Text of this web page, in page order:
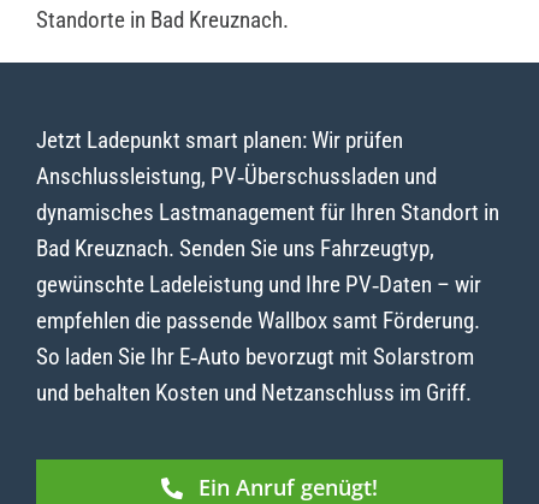
Standorte in Bad Kreuznach.
Jetzt Ladepunkt smart planen: Wir prüfen
Anschlussleistung, PV‑Überschussladen und
dynamisches Lastmanagement für Ihren Standort in
Bad Kreuznach. Senden Sie uns Fahrzeugtyp,
gewünschte Ladeleistung und Ihre PV‑Daten – wir
empfehlen die passende Wallbox samt Förderung.
So laden Sie Ihr E‑Auto bevorzugt mit Solarstrom
und behalten Kosten und Netzanschluss im Griff.
Ein Anruf genügt!